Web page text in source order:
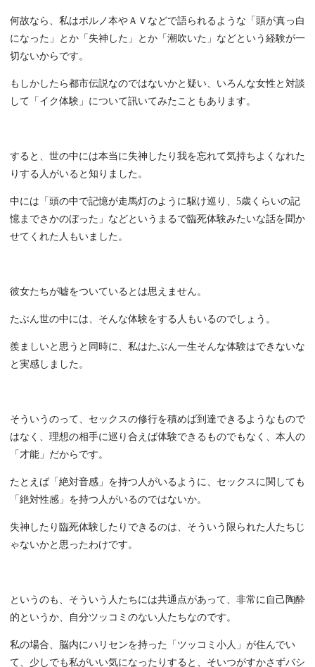
何故なら、私はポルノ本やＡＶなどで語られるような「頭が真っ白
になった」とか「失神した」とか「潮吹いた」などという経験が一
切ないからです。
もしかしたら都市伝説なのではないかと疑い、いろんな女性と対談
して「イク体験」について訊いてみたこともあります。
すると、世の中には本当に失神したり我を忘れて気持ちよくなれた
りする人がいると知りました。
中には「頭の中で記憶が走馬灯のように駆け巡り、5歳くらいの記
憶までさかのぼった」などというまるで臨死体験みたいな話を聞か
せてくれた人もいました。
彼女たちが嘘をついているとは思えません。
たぶん世の中には、そんな体験をする人もいるのでしょう。
羨ましいと思うと同時に、私はたぶん一生そんな体験はできないな
と実感しました。
そういうのって、セックスの修行を積めば到達できるようなもので
はなく、理想の相手に巡り合えば体験できるものでもなく、本人の
「才能」だからです。
たとえば「絶対音感」を持つ人がいるように、セックスに関しても
「絶対性感」を持つ人がいるのではないか。
失神したり臨死体験したりできるのは、そういう限られた人たちじ
ゃないかと思ったわけです。
というのも、そういう人たちには共通点があって、非常に自己陶酔
的というか、自分ツッコミのない人たちなのです。
私の場合、脳内にハリセンを持った「ツッコミ小人」が住んでい
て、少しでも私がいい気になったりすると、そいつがすかさずバシ